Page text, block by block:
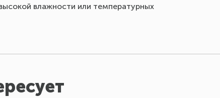
влажности или температурных